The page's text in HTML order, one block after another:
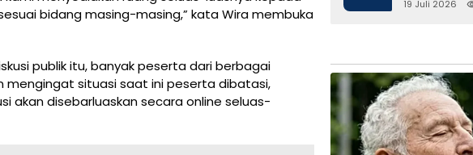
bidang masing-masing,” kata Wira membuka
publik itu, banyak peserta dari berbagai
mengingat situasi saat ini peserta dibatasi,
akan disebarluaskan secara online seluas-
19 Juli 2026